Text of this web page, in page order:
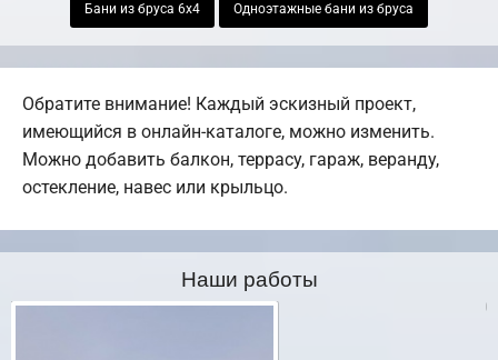
Бани из бруса 6х4 Одноэтажные бани из бруса
Обратите внимание! Каждый эскизный проект,
имеющийся в онлайн-каталоге, можно изменить.
Можно добавить балкон, террасу, гараж, веранду,
остекление, навес или крыльцо.
Наши работы